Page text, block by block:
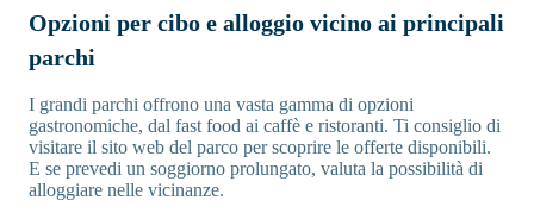
Opzioni per cibo e alloggio vicino ai principali
parchi
I grandi parchi offrono una vasta gamma di opzioni
gastronomiche, dal fast food ai caffè e ristoranti. Ti consiglio di
visitare il sito web del parco per scoprire le offerte disponibili.
E se prevedi un soggiorno prolungato, valuta la possibilità di
alloggiare nelle vicinanze.